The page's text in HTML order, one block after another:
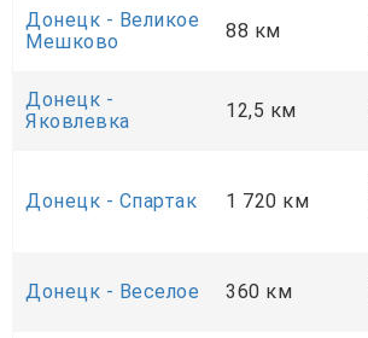
Донецк - Великое
Мешково
88 км
Донецк -
Яковлевка
12,5 км
Донецк - Спартак 1 720 км
Донецк - Веселое 360 км